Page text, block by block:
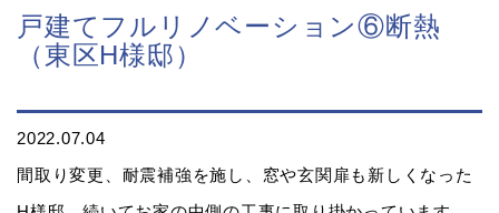
戸建てフルリノベーション⑥断熱
（東区H様邸）
2022.07.04
間取り変更、耐震補強を施し、窓や玄関扉も新しくなった